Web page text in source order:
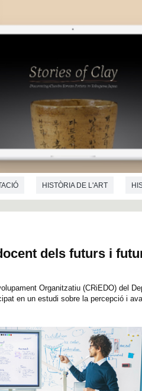
HISTÒRIA DE L'ART
dels futurs i
Organitzatiu (CRiEDO) del
en un estudi sobre la percepció i